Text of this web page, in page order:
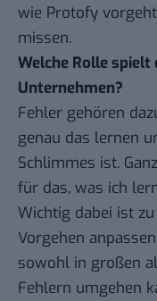
wie Protofy
missen.
Welche Rolle
Unternehmen?
Fehler gehören
genau das lernen
Schlimmes ist.
für das, was ich
Wichtig dabei ist
Vorgehen
sowohl in großen
Fehlern umgehen